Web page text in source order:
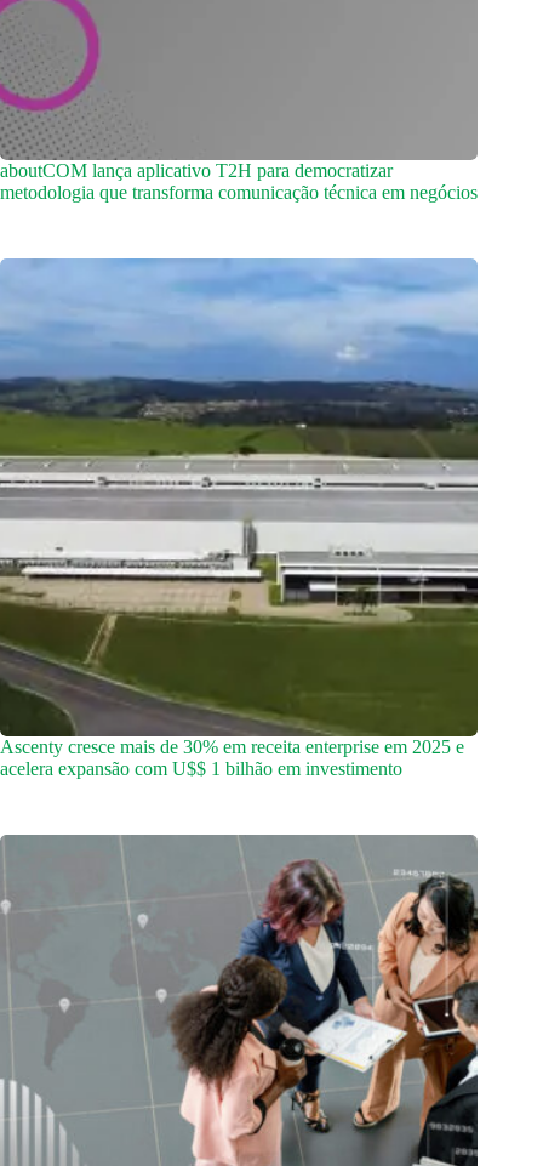
aboutCOM lança aplicativo T2H para democratizar
metodologia que transforma comunicação técnica em negócios
Ascenty cresce mais de 30% em receita enterprise em 2025 e
acelera expansão com U$$ 1 bilhão em investimento